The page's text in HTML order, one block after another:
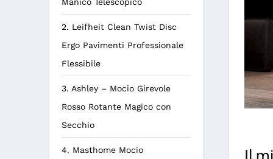
2. Leifheit Clean Twist Disc
Ergo Pavimenti Professionale
Flessibile
3. Ashley – Mocio Girevole
Rosso Rotante Magico con
Secchio
4. Masthome Mocio